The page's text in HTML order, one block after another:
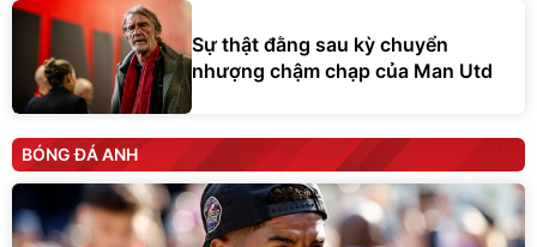
Sự thật đằng sau kỳ chuyển
nhượng chậm chạp của Man Utd
BÓNG ĐÁ ANH